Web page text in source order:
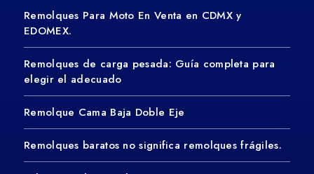
Remolques Para Moto En Venta en CDMX y
EDOMEX.
Remolques de carga pesada: Guía completa para
elegir el adecuado
Remolque Cama Baja Doble Eje
Remolques baratos no significa remolques frágiles.